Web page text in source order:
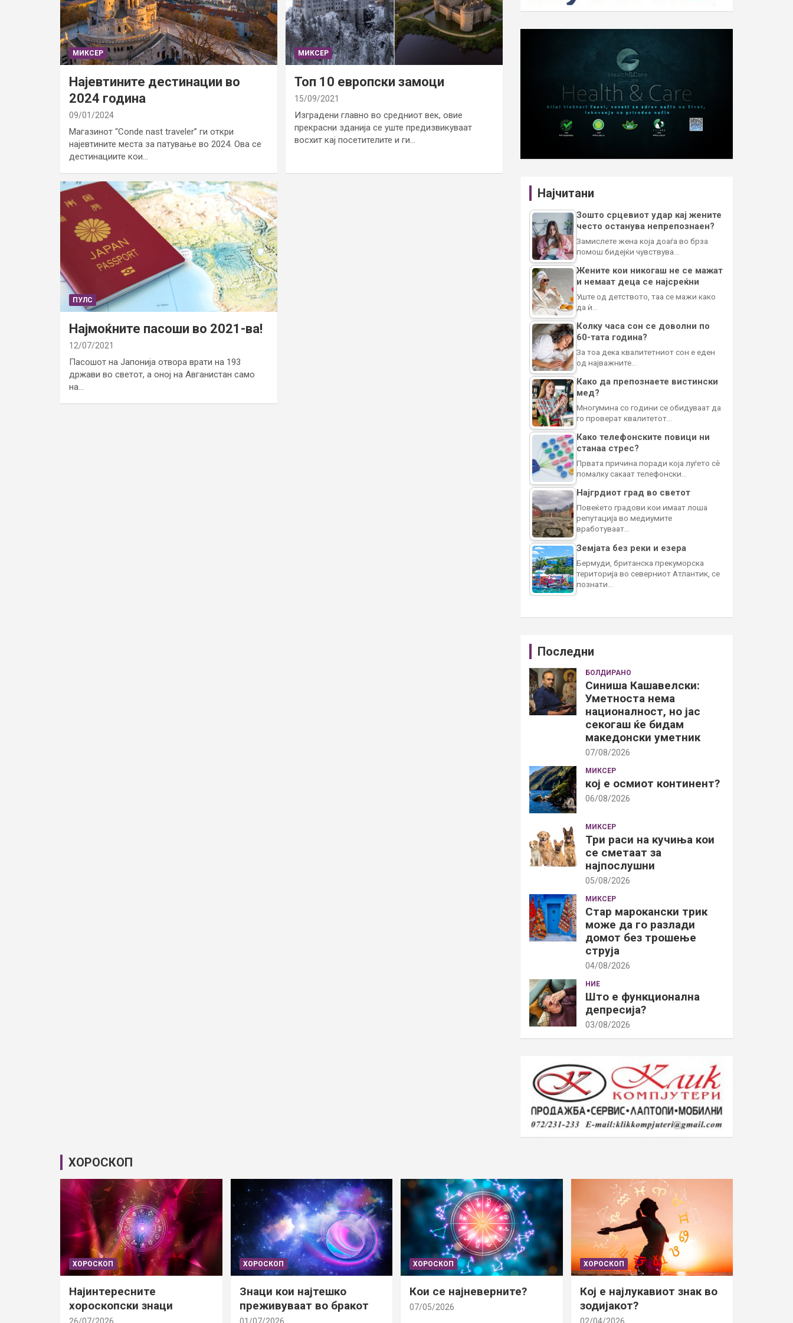
МИКСЕР
Најевтините дестинации во
2024 година
09/01/2024
Магазинот “Conde nast traveler” ги откри
најевтините места за патување во 2024. Ова се
дестинациите кои…
МИКСЕР
Топ 10 европски замоци
15/09/2021
Изградени главно во средниот век, овие
прекрасни зданија се уште предизвикуваат
восхит кај посетителите и ги…
ПУЛС
Најмоќните пасоши во 2021-ва!
12/07/2021
Пасошот на Јапонија отвора врати на 193
држави во светот, а оној на Авганистан само
на…
Најчитани
Зошто срцевиот удар кај жените
често останува непрепознаен?
Замислете жена која доаѓа во брза
помош бидејќи чувствува…
Жените кои никогаш не се мажат
и немаат деца се најсреќни
Уште од детството, таа се мажи како
да ѝ…
Колку часа сон се доволни по
60-тата година?
За тоа дека квалитетниот сон е еден
од најважните…
Како да препознаете вистински
мед?
Многумина со години се обидуваат да
го проверат квалитетот…
Како телефонските повици ни
станаа стрес?
Првата причина поради која луѓето сè
помалку сакаат телефонски…
Најгрдиот град во светот
Повеќето градови кои имаат лоша
репутација во медиумите
вработуваат…
Земјата без реки и езера
Бермуди, британска прекуморска
територија во северниот Атлантик, се
познати…
Последни
БОЛДИРАНО
Синиша Кашавелски:
Уметноста нема
националност, но јас
секогаш ќе бидам
македонски уметник
07/08/2026
МИКСЕР
кој е осмиот континент?
06/08/2026
МИКСЕР
Три раси на кучиња кои
се сметаат за
најпослушни
05/08/2026
МИКСЕР
Стар марокански трик
може да го разлади
домот без трошење
струја
04/08/2026
НИЕ
Што е функционална
депресија?
03/08/2026
ХОРОСКОП
ХОРОСКОП
Најинтересните
хороскопски знаци
ХОРОСКОП
Знаци кои најтешко
преживуваат во бракот
ХОРОСКОП
Кои се најневерните?
07/05/2026
ХОРОСКОП
Кој е најлукавиот знак во
зодијакот?